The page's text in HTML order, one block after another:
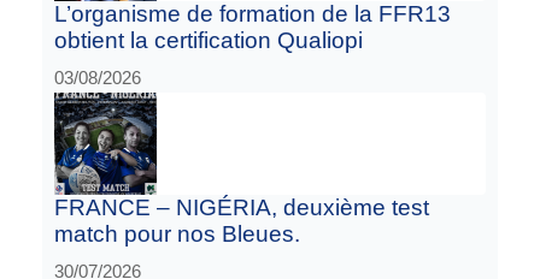
L’organisme de formation de la FFR13
obtient la certification Qualiopi
03/08/2026
FRANCE – NIGÉRIA, deuxième test
match pour nos Bleues.
30/07/2026